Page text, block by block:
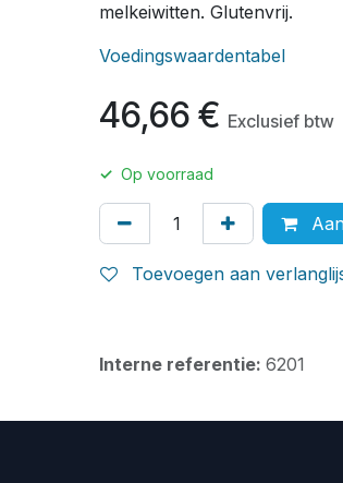
melkeiwitten. Glutenvrij.
Voedingswaardentabel
46,66 € Exclusief btw
✓ Op voorraad
Toevoegen aan
Interne referentie: 6201